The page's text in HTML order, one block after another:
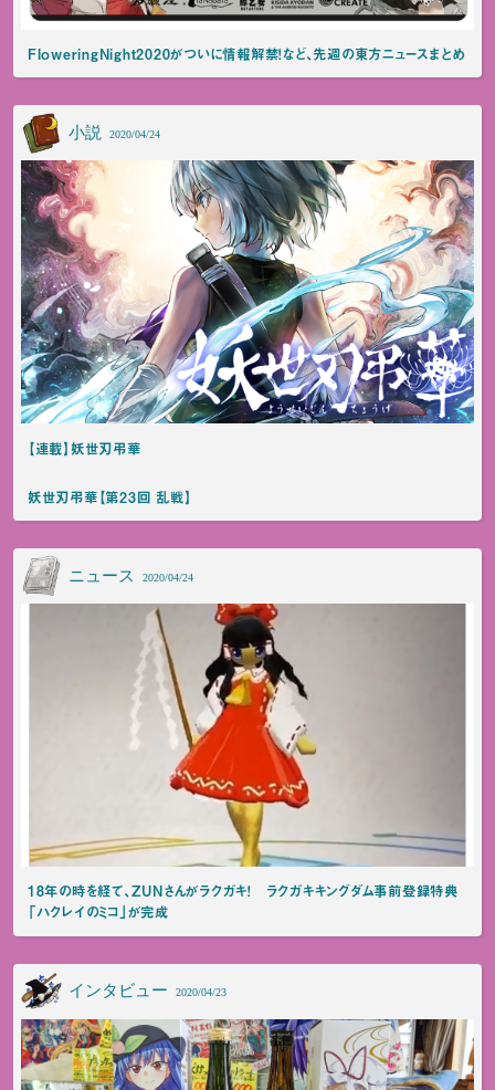
FloweringNight2020がついに情報解禁！など、先週の東方ニュースまとめ
小説 2020/04/24
【連載】妖世刃弔華
妖世刃弔華【第23回 乱戦】
ニュース 2020/04/24
18年の時を経て、ZUNさんがラクガキ！ ラクガキキングダム事前登録特典
「ハクレイのミコ」が完成
インタビュー 2020/04/23